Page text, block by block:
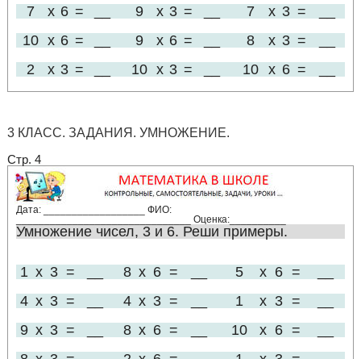
7 x 6 = 9 x 3 = 7 x 3 =
10 x 6 = 9 x 6 = 8 x 3 =
2
x 3 = 10 x 3 = 10 x 6 =
3 КЛАСС. ЗАДАНИЯ. УМНОЖЕНИЕ.
Стр. 4
Дата: __________________ ФИО:
_______________________________ Оценка:__________
Умножение чисел, 3 и 6. Реши примеры.
1 x 3 = 8 x 6 = 5 x 6 =
4 x 3 = 4 x 3 = 1 x 3 =
9 x 3 = 8 x 6 = 10 x 6 =